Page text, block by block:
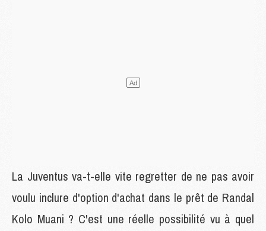
La Juventus va-t-elle vite regretter de ne pas avoir
voulu inclure d'option d'achat dans le prêt de Randal
Kolo Muani ? C'est une réelle possibilité vu à quel